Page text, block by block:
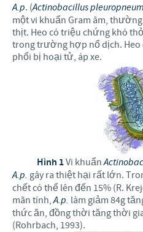
A.p. (Actinobacillus
một vi khuẩn Gram âm,
thịt. Heo có triệu chứng khó
trong trường hợp nổ dịch.
phổi bị hoại tử, áp xe.
Hình 1Vi khuẩn
A.p. gây ra thiệt hại rất lớn.
chết có thể lên đến 15% (R.
mãn tính,A.p. làm giảm 84g
thức ăn, đồng thời tăng thời
(Rohrbach, 1993).